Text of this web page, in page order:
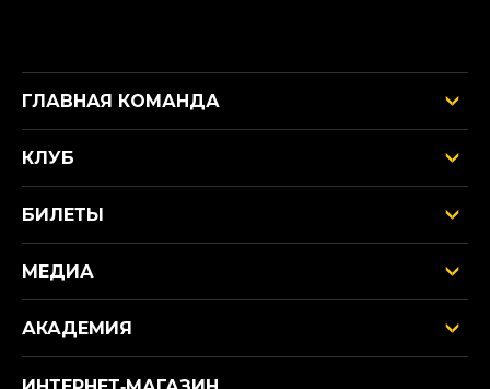
ГЛАВНАЯ КОМАНДА
КЛУБ
БИЛЕТЫ
МЕДИА
АКАДЕМИЯ